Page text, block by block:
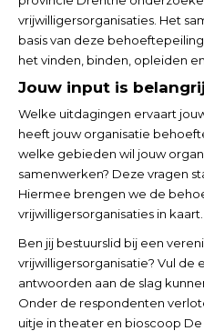
vrijwilligersorganisaties. Het
basis van deze
het vinden, binden, opleiden
Jouw input is
Welke uitdagingen ervaart
heeft jouw organisatie
welke gebieden wil jouw
samenwerken? Deze vragen
Hiermee brengen we de
vrijwilligersorganisaties in kaart.
Ben jij bestuurslid bij een
vrijwilligersorganisatie? Vul
antwoorden aan de slag
Onder de respondenten
uitje in theater en bioscoop De